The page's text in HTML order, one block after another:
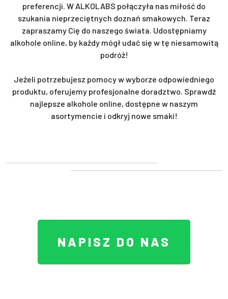
preferencji. W ALKOLABS połączyła nas miłość do
szukania nieprzeciętnych doznań smakowych. Teraz
zapraszamy Cię do naszego świata. Udostępniamy
alkohole online, by każdy mógł udać się w tę niesamowitą
podróż!
Jeżeli potrzebujesz pomocy w wyborze odpowiedniego
produktu, oferujemy profesjonalne doradztwo. Sprawdź
najlepsze alkohole online, dostępne w naszym
asortymencie i odkryj nowe smaki!
NAPISZ DO NAS